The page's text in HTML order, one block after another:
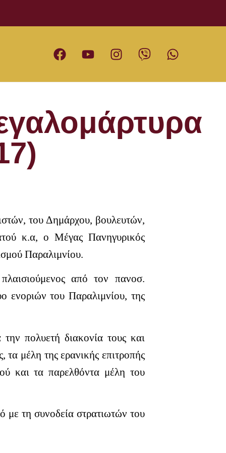
του Δημάρχου, βουλευτών,
κ.α, ο Μέγας Πανηγυρικός
Παραλιμνίου.
από τον πανοσ.
ενοριών του Παραλιμνίου, της
πολυετή διακονία τους και
μέλη της ερανικής επιτροπής
και τα παρελθόντα μέλη του
με τη συνοδεία στρατιωτών του